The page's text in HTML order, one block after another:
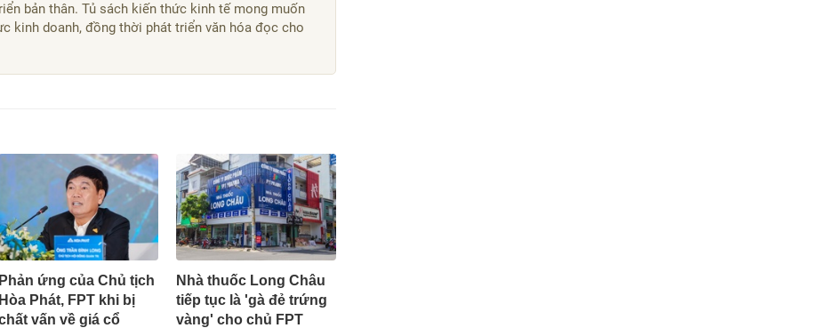
bản thân. Tủ sách kiến thức kinh tế mong muốn
kinh doanh, đồng thời phát triển văn hóa đọc cho
Phản ứng của Chủ tịch
Hòa Phát, FPT khi bị
vấn về giá cổ
Nhà thuốc Long Châu
tiếp tục là 'gà đẻ trứng
vàng' cho chủ FPT